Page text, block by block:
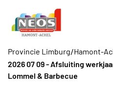
Provincie Limburg/Hamont-
2026 07 09 - Afsluiting
Lommel & Barbecue